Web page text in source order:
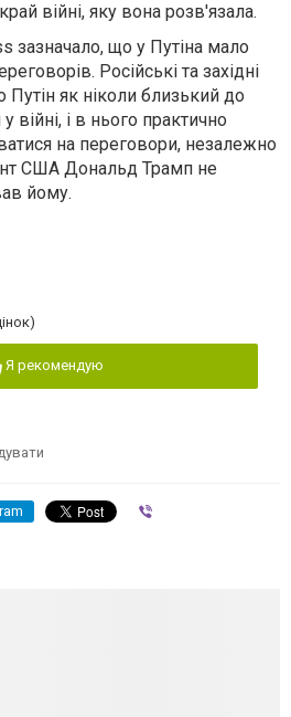
війні, яку вона розв'язала.
зазначало, що у Путіна мало
Російські та західні
як ніколи близький до
війні, і в нього практично
на переговори, незалежно
США Дональд Трамп не
йому.
Я рекомендую